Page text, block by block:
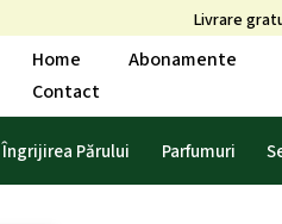
Livrare
Home Abonamente
Contact
Îngrijirea Părului Parfumuri